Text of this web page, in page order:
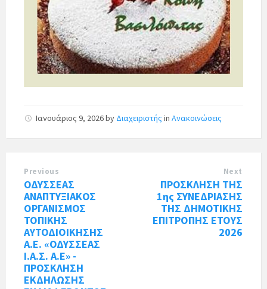
Ιανουάριος 9, 2026by Διαχειριστής in Ανακοινώσεις
Previous
ΟΔΥΣΣΕΑΣ
ΑΝΑΠΤΥΞΙΑΚΟΣ
ΟΡΓΑΝΙΣΜΟΣ
ΤΟΠΙΚΗΣ
ΑΥΤΟΔΙΟΙΚΗΣΗΣ
Α.Ε. «ΟΔΥΣΣΕΑΣ
Ι.Α.Σ. Α.Ε» -
ΠΡΟΣΚΛΗΣΗ
ΕΚΔΗΛΩΣΗΣ
Next
ΠΡΟΣΚΛΗΣΗ ΤΗΣ
1ης ΣΥΝΕΔΡΙΑΣΗΣ
ΤΗΣ ΔΗΜΟΤΙΚΗΣ
ΕΠΙΤΡΟΠΗΣ ΕΤΟΥΣ
2026